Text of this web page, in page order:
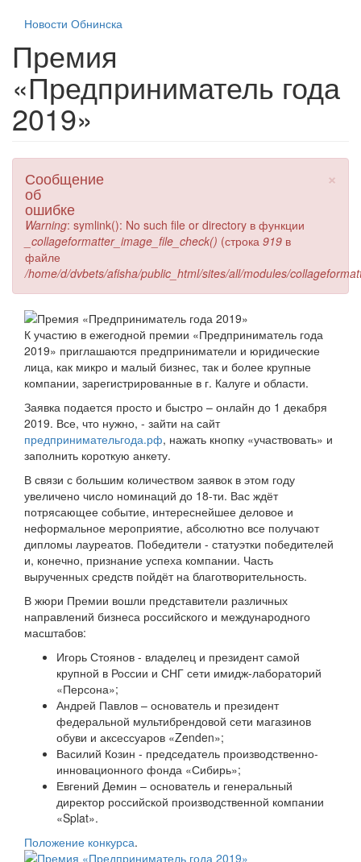
Новости Обнинска
Премия
«Предприниматель года
2019»
×
Сообщение
об
ошибке
Warning: symlink(): No such file or directory в функции
_collageformatter_image_file_check() (строка 919 в
файле
/home/d/dvbets/afisha/public_html/sites/all/modules/
К участию в ежегодной премии «Предприниматель года
2019» приглашаются предприниматели и юридические
лица, как микро и малый бизнес, так и более крупные
компании, зарегистрированные в г. Калуге и области.
Заявка подается просто и быстро – онлайн до 1 декабря
2019. Все, что нужно, - зайти на сайт
предпринимательгода.рф, нажать кнопку «участвовать» и
заполнить короткую анкету.
В связи с большим количеством заявок в этом году
увеличено число номинаций до 18-ти. Вас ждёт
потрясающее событие, интереснейшее деловое и
неформальное мероприятие, абсолютно все получают
дипломы лауреатов. Победители - статуэтки победителей
и, конечно, признание успеха компании. Часть
вырученных средств пойдёт на благотворительность.
В жюри Премии вошли представители различных
направлений бизнеса российского и международного
масштабов:
Игорь Стоянов - владелец и президент самой
крупной в России и СНГ сети имидж-лабораторий
«Персона»;
Андрей Павлов – основатель и президент
федеральной мультибрендовой сети магазинов
обуви и аксессуаров «Zenden»;
Василий Козин - председатель производственно-
инновационного фонда «Сибирь»;
Евгений Демин – основатель и генеральный
директор российской производственной компании
«Splat».
Положение конкурса.